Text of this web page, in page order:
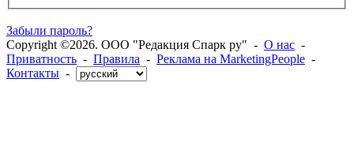
Забыли пароль?
Copyright ©2026. ООО "Редакция Спарк ру" - О нас -
Приватность - Правила - Реклама на MarketingPeople -
Контакты -